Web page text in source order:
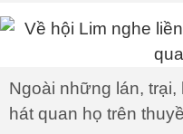
Ngoài những lán,
hát quan họ trên